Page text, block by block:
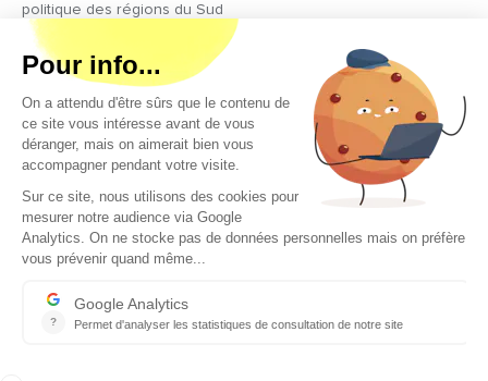
politique des régions du Sud
Copyright © 2026 - Tous droits réservés
Qui sommes-nous ?
Contact
Conditions générales d’utilisation